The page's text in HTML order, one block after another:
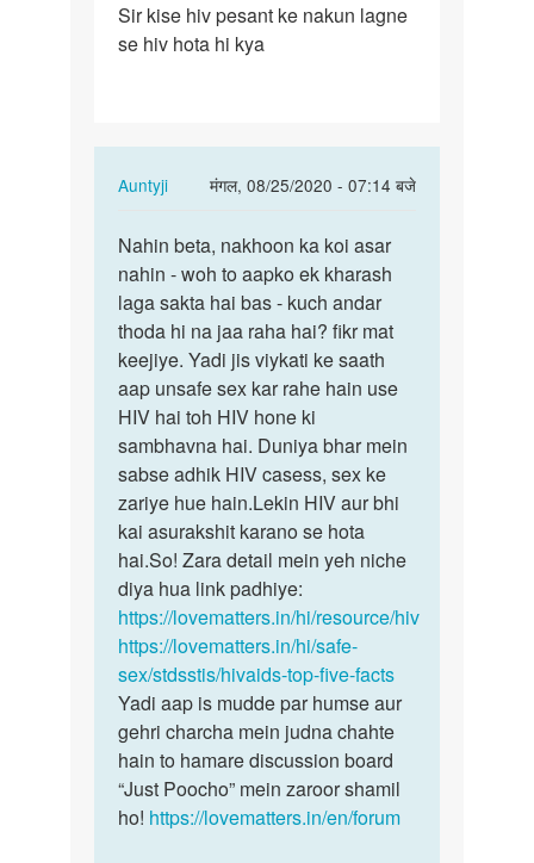
Sir
kise
Sir kise hiv pesant ke nakun lagne
se hiv hota hi kya
Auntyji
मंगल, 08/25/2020 - 07:14 बजे
In
to
Sir
kise
hiv
pesant
ke
nakun…
by
Rajesh
Nahin
beta,
nakhoon
ka
koi…
Nahin beta, nakhoon ka koi asar
nahin - woh to aapko ek kharash
laga sakta hai bas - kuch andar
thoda hi na jaa raha hai? fikr mat
keejiye. Yadi jis viykati ke saath
aap unsafe sex kar rahe hain use
HIV hai toh HIV hone ki
sambhavna hai. Duniya bhar mein
sabse adhik HIV casess, sex ke
zariye hue hain.Lekin HIV aur bhi
kai asurakshit karano se hota
hai.So! Zara detail mein yeh niche
diya hua link padhiye:
https://lovematters.in/hi/resource/hiv
https://lovematters.in/hi/safe-
sex/stdsstis/hivaids-top-five-facts
Yadi aap is mudde par humse aur
gehri charcha mein judna chahte
hain to hamare discussion board
“Just Poocho” mein zaroor shamil
ho! https://lovematters.in/en/forum